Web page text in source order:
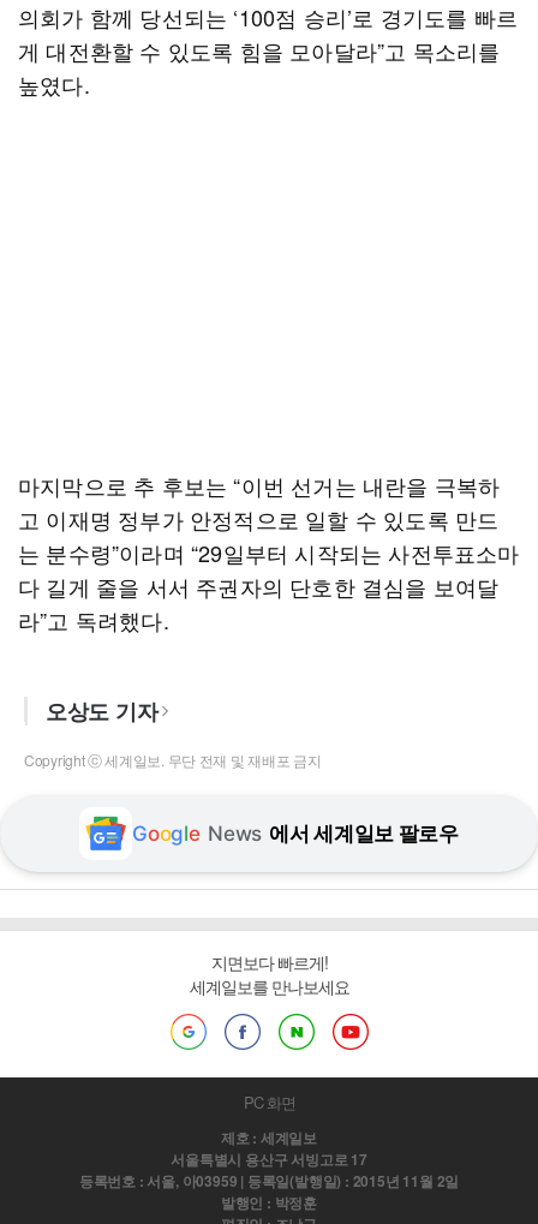
의회가 함께 당선되는 ‘100점 승리’로 경기도를 빠르
게 대전환할 수 있도록 힘을 모아달라”고 목소리를
높였다.
마지막으로 추 후보는 “이번 선거는 내란을 극복하
고 이재명 정부가 안정적으로 일할 수 있도록 만드
는 분수령”이라며 “29일부터 시작되는 사전투표소마
다 길게 줄을 서서 주권자의 단호한 결심을 보여달
라”고 독려했다.
오상도 기자
Copyright ⓒ 세계일보. 무단 전재 및 재배포 금지
Google News 에서 세계일보 팔로우
지면보다 빠르게!
세계일보를 만나보세요
PC 화면
제호 : 세계일보
서울특별시 용산구 서빙고로 17
등록번호 : 서울, 아03959 | 등록일(발행일) : 2015년 11월 2일
발행인 : 박정훈